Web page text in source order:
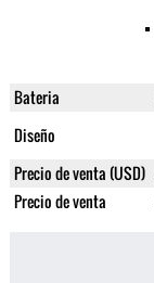
Bateria
Diseño
Precio de venta (USD)
Precio de venta